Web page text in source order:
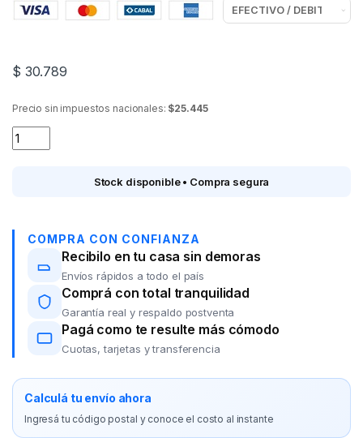
$ 30.789
Precio sin impuestos nacionales: $25.445
Mesa plastica VOSS 2000 Bahamas Roja auxiliar quantity
Stock disponible • Compra segura
COMPRA CON CONFIANZA
Recibilo en tu casa sin demoras
Envíos rápidos a todo el país
Comprá con total tranquilidad
Garantía real y respaldo postventa
Pagá como te resulte más cómodo
Cuotas, tarjetas y transferencia
Calculá tu envío ahora
Ingresá tu código postal y conoce el costo al instante